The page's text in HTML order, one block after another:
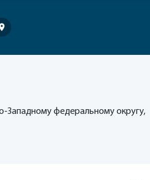
Западному федеральному округу,